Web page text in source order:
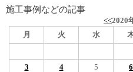
施工事例などの記事
<<2020
月
火 水
3
4 5 6